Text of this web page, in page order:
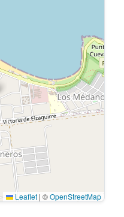
Leaflet | ©OpenStreetMap